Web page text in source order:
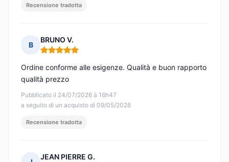
Recensione tradotta
B
BRUNO V.
Nota: 5 su 5
Pubblicato il 24/07/2026 à 16h47
a seguito di un acquisto di 09/05/2026
Ordine conforme alle esigenze. Qualità e buon rapporto
qualità prezzo
Recensione tradotta
JEAN PIERRE G.